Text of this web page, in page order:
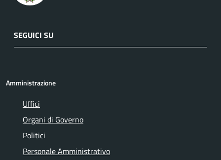
SEGUICI SU
Amministrazione
Uffici
Organi di Governo
Politici
Personale Amministrativo